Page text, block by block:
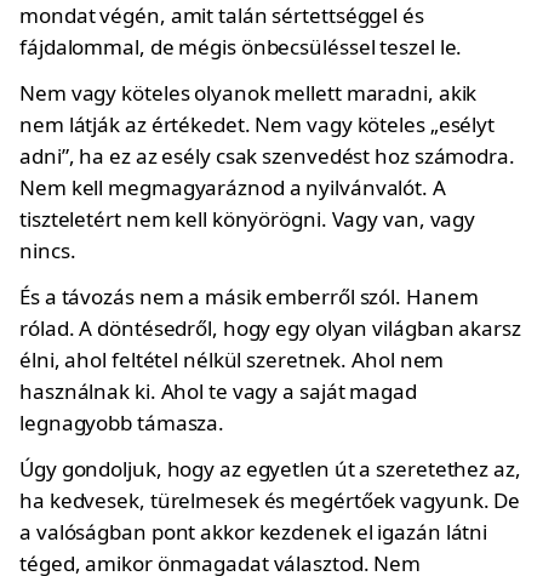
mondat végén, amit talán sértettséggel és
fájdalommal, de mégis önbecsüléssel teszel le.
Nem vagy köteles olyanok mellett maradni, akik
nem látják az értékedet. Nem vagy köteles „esélyt
adni”, ha ez az esély csak szenvedést hoz számodra.
Nem kell megmagyaráznod a nyilvánvalót. A
tiszteletért nem kell könyörögni. Vagy van, vagy
nincs.
És a távozás nem a másik emberről szól. Hanem
rólad. A döntésedről, hogy egy olyan világban akarsz
élni, ahol feltétel nélkül szeretnek. Ahol nem
használnak ki. Ahol te vagy a saját magad
legnagyobb támasza.
Úgy gondoljuk, hogy az egyetlen út a szeretethez az,
ha kedvesek, türelmesek és megértőek vagyunk. De
a valóságban pont akkor kezdenek el igazán látni
téged, amikor önmagadat választod. Nem